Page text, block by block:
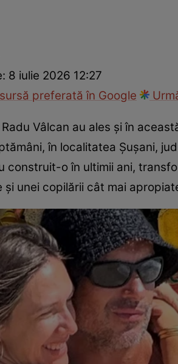
8 iulie 2026 12:27
preferată în Google
Radu Vâlcan au ales și în
în localitatea Șușani,
construit-o în ultimii ani,
și unei copilării cât mai